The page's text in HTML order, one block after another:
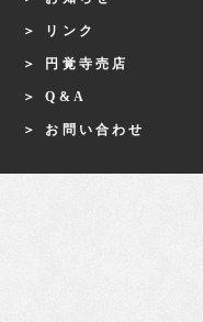
リンク
円覚寺売店
Q&A
お問い合わせ